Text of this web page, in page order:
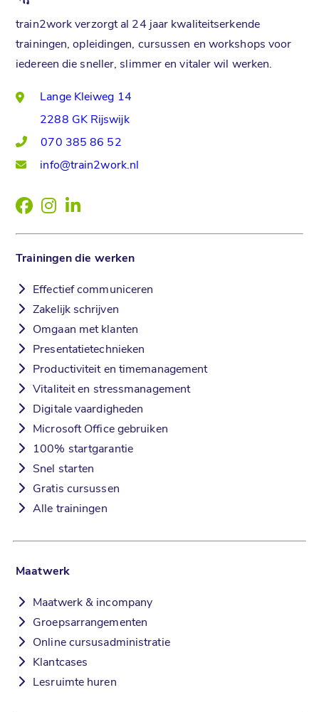
train2work verzorgt al 24 jaar kwaliteitserkende
trainingen, opleidingen, cursussen en workshops voor
iedereen die sneller, slimmer en vitaler wil werken.
Lange Kleiweg 14
2288 GK Rijswijk
070 385 86 52
info@train2work.nl
Trainingen die werken
Effectief communiceren
Zakelijk schrijven
Omgaan met klanten
Presentatietechnieken
Productiviteit en timemanagement
Vitaliteit en stressmanagement
Digitale vaardigheden
Microsoft Office gebruiken
100% startgarantie
Snel starten
Gratis cursussen
Alle trainingen
Maatwerk
Maatwerk & incompany
Groepsarrangementen
Online cursusadministratie
Klantcases
Lesruimte huren